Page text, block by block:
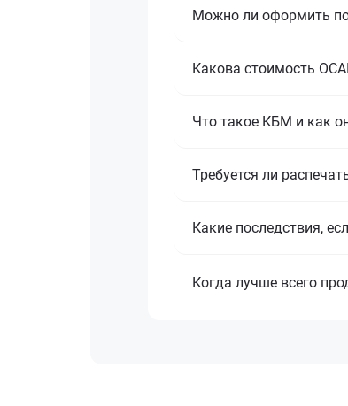
Можно ли оформить
Какова стоимость
Что такое КБМ и как
Требуется ли
Какие последствия,
Когда лучше всего